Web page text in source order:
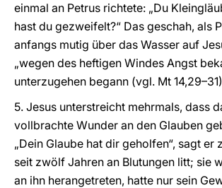
einmal an Petrus richtete: „Du
hast du gezweifelt?“ Das geschah, als
anfangs mutig über das Wasser auf
„wegen des heftigen Windes Angst
unterzugehen begann (vgl. Mt
5. Jesus unterstreicht mehrmals, dass
vollbrachte Wunder an den Glauben
„Dein Glaube hat dir geholfen“, sagt er
seit zwölf Jahren an Blutungen litt; sie
an ihn herangetreten, hatte nur sein